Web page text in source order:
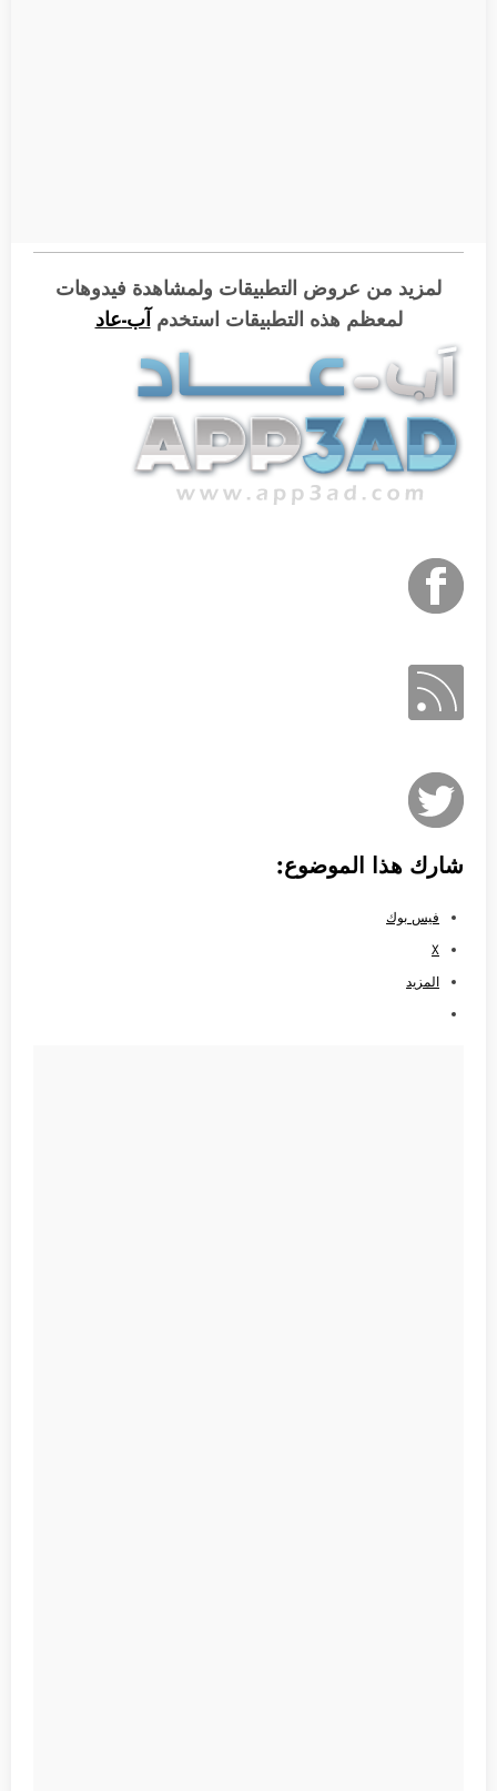
لمزيد من عروض التطبيقات ولمشاهدة فيدوهات
لمعظم هذه التطبيقات استخدمآب-عاد
شارك هذا الموضوع:
فيس بوك
X
المزيد